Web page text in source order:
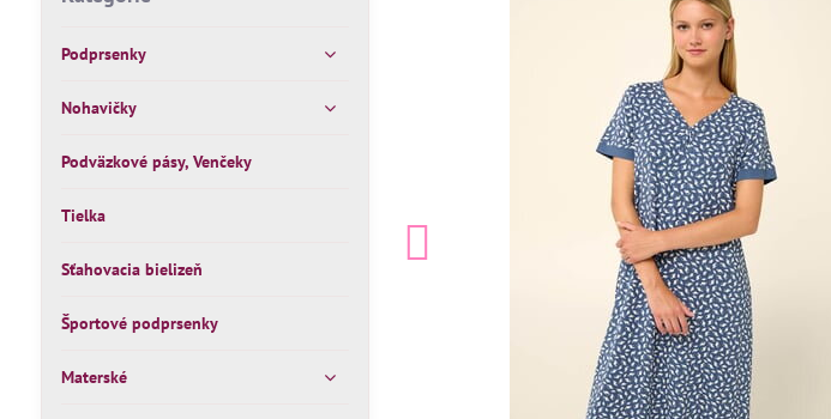
Podprsenky
Nohavičky
Podväzkové pásy, Venčeky
Tielka
Sťahovacia bielizeň
Športové podprsenky
Materské